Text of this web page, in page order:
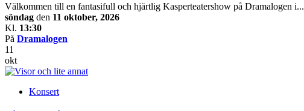
Välkommen till en fantasifull och hjärtlig Kasperteatershow på Dramalogen i...
söndag den 11 oktober, 2026
Kl. 13:30
På Dramalogen
11
okt
Konsert